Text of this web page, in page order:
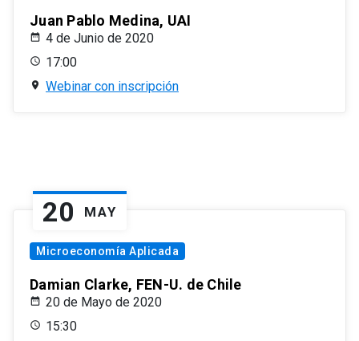
Juan Pablo Medina, UAI
4 de Junio de 2020
17:00
Webinar con inscripción
20 MAY
Microeconomía Aplicada
Damian Clarke, FEN-U. de Chile
20 de Mayo de 2020
15:30